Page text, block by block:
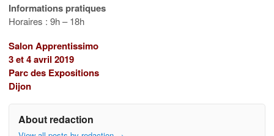
Informations pratiques
Horaires : 9h – 18h
Salon Apprentissimo
3 et 4 avril 2019
Parc des Expositions
Dijon
About redaction